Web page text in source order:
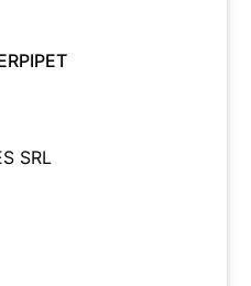
SRL